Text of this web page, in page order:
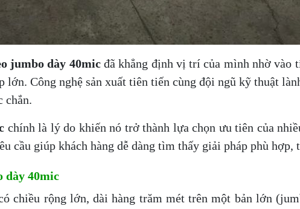
jumbo dày 40micđã khẳng định vị trí của mình nhờ vào
lớn. Công nghệ sản xuất tiên tiến cùng đội ngũ kỹ thuật
chắn.
chính là lý do khiến nó trở thành lựa chọn ưu tiên của
cầu giúp khách hàng dễ dàng tìm thấy giải pháp phù hợp,
dày 40mic
chiều rộng lớn, dài hàng trăm mét trên một bản lớn